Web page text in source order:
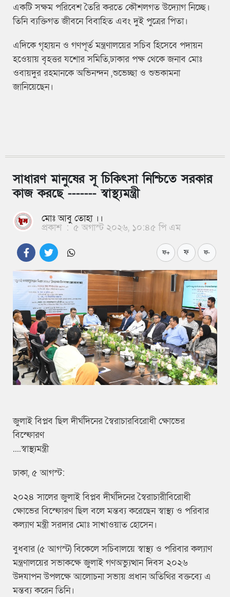
একটি সক্ষম পরিবেশ তৈরি করতে কৌশলগত উদ্যোগ নিচ্ছে।
তিনি ব্যক্তিগত জীবনে বিবাহিত এবং দুই পুত্রের পিতা।
এদিকে গৃহায়ন ও গণপূর্ত মন্ত্রণালয়ের সচিব হিসেবে পদায়ন
হওেয়ায় বৃহত্তর যশোর সমিতি,ঢাকার পক্ষ থেকে জনাব মোঃ
ওবায়দুর রহমানকে অভিনন্দন ,শুভেচ্ছা ও শুভকামনা
জানিয়েছেন।
সাধারণ মানুষের সূ চিকিৎসা নিশ্চিতে সরকার
কাজ করছে ------- স্বাস্থ্যমন্ত্রী
মোঃ আবু তোহা ।।
প্রকাশ : ৫ অগাস্ট ২০২৬, ১০:৪৫ পি এম
ফ+ ফ ফ-
জুলাই বিপ্লব ছিল দীর্ঘদিনের স্বৈরাচারবিরোধী ক্ষোভের
বিস্ফোরণ
....স্বাস্থ্যমন্ত্রী
ঢাকা, ৫ আগস্ট:
২০২৪ সালের জুলাই বিপ্লব দীর্ঘদিনের স্বৈরাচারীবিরোধী
ক্ষোভের বিস্ফোরণ ছিল বলে মন্তব্য করেছেন স্বাস্থ্য ও পরিবার
কল্যাণ মন্ত্রী সরদার মোঃ সাখাওয়াত হোসেন।
বুধবার (৫ আগস্ট) বিকেলে সচিবালয়ে স্বাস্থ্য ও পরিবার কল্যাণ
মন্ত্রণালয়ের সভাকক্ষে জুলাই গণঅভ্যুত্থান দিবস ২০২৬
উদযাপন উপলক্ষে আলোচনা সভায় প্রধান অতিথির বক্তব্যে এ
মন্তব্য করেন তিনি।